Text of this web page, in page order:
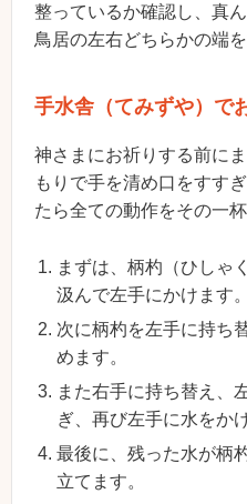
整っているか確認し、真
鳥居の左右どちらかの端
手水舎（てみずや）で
神さまにお祈りする前に
もりで手を清め口をすす
たら全ての動作をその一
まずは、柄杓（ひしゃ
汲んで左手にかけます。
次に柄杓を左手に持ち
めます。
また右手に持ち替え、
ぎ、再び左手に水をか
最後に、残った水が柄
立てます。